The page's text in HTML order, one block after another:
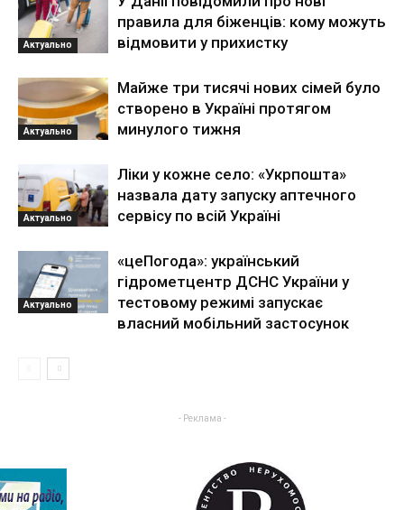
Актуально
правила для біженців: кому можуть
відмовити у прихистку
Актуально
Майже три тисячі нових сімей було
створено в Україні протягом
минулого тижня
Актуально
Ліки у кожне село: «Укрпошта»
назвала дату запуску аптечного
сервісу по всій Україні
Актуально
«цеПогода»: український
гідрометцентр ДСНС України у
тестовому режимі запускає
власний мобільний застосунок
- Реклама -